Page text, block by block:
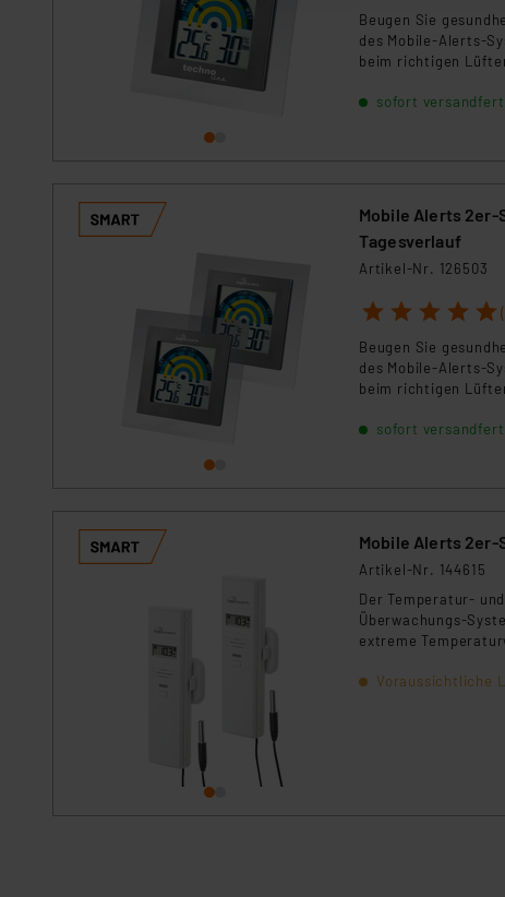
„Einige Drittanbieter
dieser Drittanbieter umfasst
Nähere Infos zu diesen
Kommission sowie einer
Daten, verbundenen Risiken.“
Impressum|
Beugen Sie
des Mobile-Alerts-
beim richtigen
sofort
Mobile Alerts 2er-
Tagesverlauf
Artikel-Nr. 126503
1 2 3 4 5
Beugen Sie
des Mobile-Alerts-
beim richtigen
sofort
Mobile Alerts
Artikel-Nr. 144615
Der Temperatur-
Überwachungs-
extreme
Voraussichtliche